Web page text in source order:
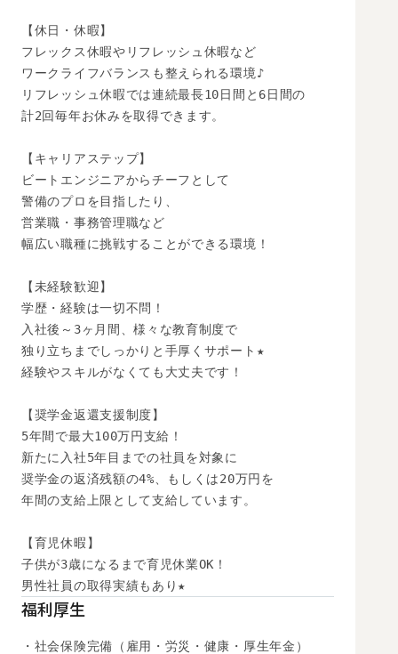
【休日・休暇】
フレックス休暇やリフレッシュ休暇など
ワークライフバランスも整えられる環境♪
リフレッシュ休暇では連続最長10日間と6日間の
計2回毎年お休みを取得できます。
【キャリアステップ】
ビートエンジニアからチーフとして
警備のプロを目指したり、
営業職・事務管理職など
幅広い職種に挑戦することができる環境！
【未経験歓迎】
学歴・経験は一切不問！
入社後～3ヶ月間、様々な教育制度で
独り立ちまでしっかりと手厚くサポート★
経験やスキルがなくても大丈夫です！
【奨学金返還支援制度】
5年間で最大100万円支給！
新たに入社5年目までの社員を対象に
奨学金の返済残額の4%、もしくは20万円を
年間の支給上限として支給しています。
【育児休暇】
子供が3歳になるまで育児休業OK！
男性社員の取得実績もあり★
福利厚生
・社会保険完備（雇用・労災・健康・厚生年金）